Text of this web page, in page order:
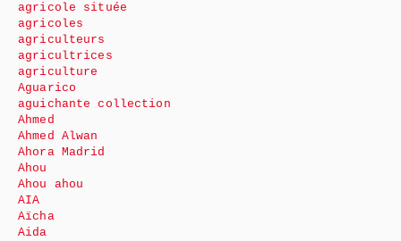
agricole située
agricoles
agriculteurs
agricultrices
agriculture
Aguarico
aguichante collection
Ahmed
Ahmed Alwan
Ahora Madrid
Ahou
Ahou ahou
AIA
Aïcha
Aida